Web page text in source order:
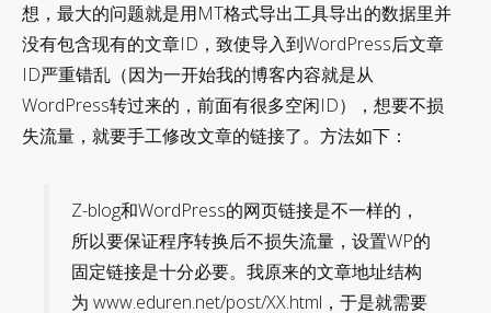
想，最大的问题就是用MT格式导出工具导出的数据里并
没有包含现有的文章ID，致使导入到WordPress后文章
ID严重错乱（因为一开始我的博客内容就是从
WordPress转过来的，前面有很多空闲ID），想要不损
失流量，就要手工修改文章的链接了。方法如下：
Z-blog和WordPress的网页链接是不一样的，
所以要保证程序转换后不损失流量，设置WP的
固定链接是十分必要。我原来的文章地址结构
为 www.eduren.net/post/XX.html，于是就需要